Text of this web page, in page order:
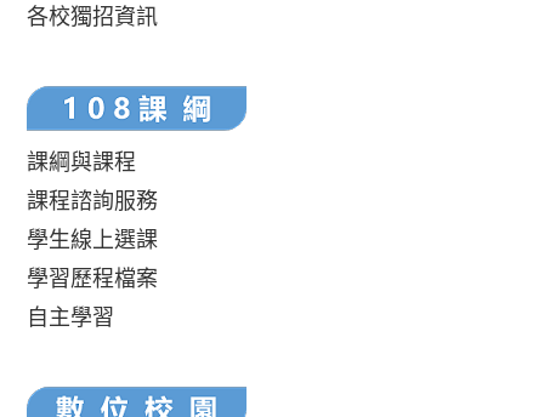
各校獨招資訊
課綱與課程
課程諮詢服務
學生線上選課
學習歷程檔案
自主學習